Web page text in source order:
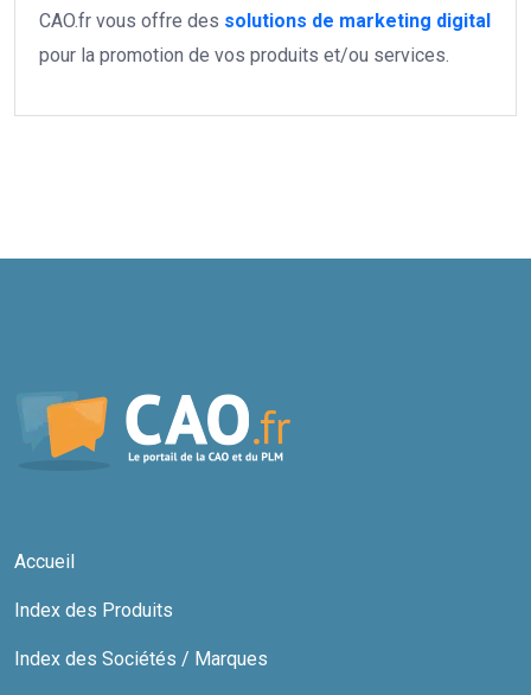
CAO.fr vous offre des solutions de marketing digital
pour la promotion de vos produits et/ou services.
Accueil
Index des Produits
Index des Sociétés / Marques